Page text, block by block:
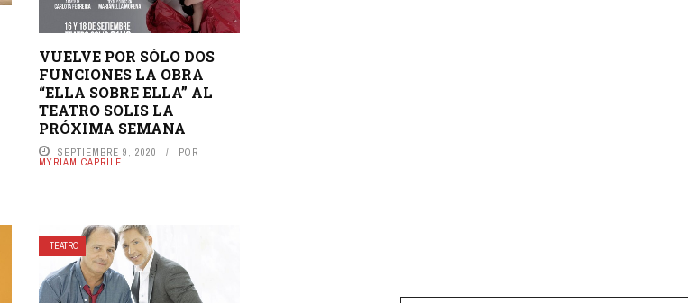
VUELVE POR SÓLO DOS
FUNCIONES LA OBRA
“ELLA SOBRE ELLA” AL
TEATRO SOLIS LA
PRÓXIMA SEMANA
SEPTIEMBRE 9, 2020 POR
MYRIAM CAPRILE
TEATRO